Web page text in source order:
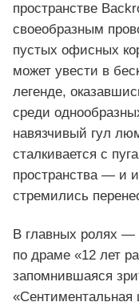
пространстве
своеобразным
пустых офисных
может увести в
легенде,
среди
навязчивый гул
сталкивается с
пространства — и
стремились
В главных ролях
по драме «12 лет
запомнившаяся
«Сентиментальная